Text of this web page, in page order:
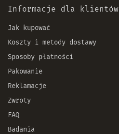
Informacje dla klientów
Jak kupować
Koszty i metody dostawy
Sposoby płatności
Pakowanie
Reklamacje
Zwroty
FAQ
Badania